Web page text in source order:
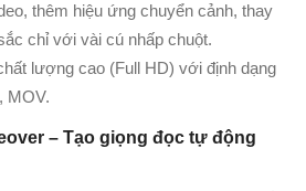
thêm hiệu ứng chuyển cảnh, thay
chỉ với vài cú nhấp chuột.
lượng cao (Full HD) với định dạng
MOV.
– Tạo giọng đọc tự động